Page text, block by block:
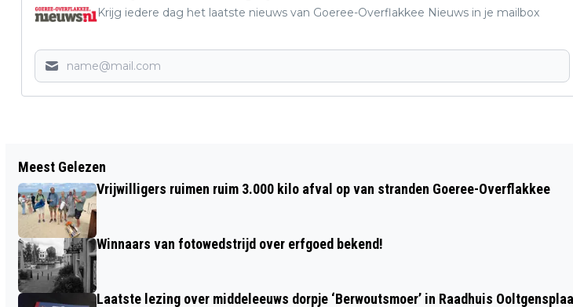
Krijg iedere dag het laatste nieuws van Goeree-Overflakkee Nieuws in je mailbox
INSCHRIJVING VOOR FLAKKEESE DAGEN
IS GEOPEND!
DONDERDAG 16 NOVEMBER
Meest Gelezen
Vrijwilligers ruimen ruim 3.000 kilo afval op van stranden Goeree-Overflakkee
Winnaars van fotowedstrijd over erfgoed bekend!
Laatste lezing over middeleeuws dorpje ‘Berwoutsmoer’ in Raadhuis